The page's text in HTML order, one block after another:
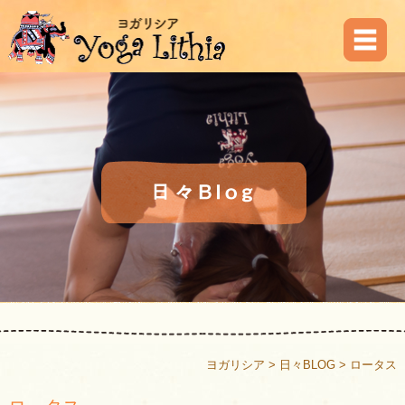
ヨガリシア > 日々BLOG > ロータス